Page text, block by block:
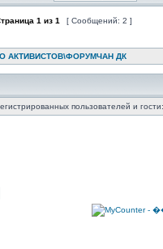
1 из 1 [ Сообщений: 2 ]
АКТИВИСТОВ\ФОРУМЧАН ДК
пользователей и